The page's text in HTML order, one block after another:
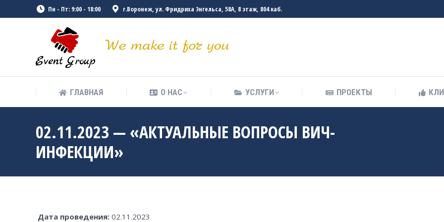
Пн - Пт: 9:00 - 18:00 г.Воронеж, ул. Фридриха Энгельса, 58А, 8 этаж, 804 каб.
ГЛАВНАЯ О НАС УСЛУГИ ПРОЕКТЫ
02.11.2023 — «АКТУАЛЬНЫЕ ВОПРОСЫ ВИЧ-
ИНФЕКЦИИ»
Дата проведения: 02.11.2023
ГЛАВНАЯ О НАС УСЛУГИ ПРОЕКТЫ